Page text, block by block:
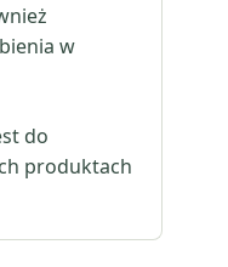
w
do
produktach